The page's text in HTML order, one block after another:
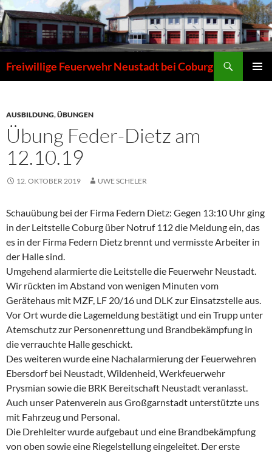
Zum
Inhalt
springen
Freiwillige Feuerwehr Neustadt bei Coburg
AUSBILDUNG,ÜBUNGEN
Übung Feder-Dietz am
12.10.19
12. OKTOBER 2019 UWE SCHELER
Schauübung bei der Firma Federn Dietz: Gegen 13:10 Uhr ging
in der Leitstelle Coburg über Notruf 112 die Meldung ein, das
es in der Firma Federn Dietz brennt und vermisste Arbeiter in
der Halle sind.
Umgehend alarmierte die Leitstelle die Feuerwehr Neustadt.
Wir rückten im Abstand von wenigen Minuten vom
Gerätehaus mit MZF, LF 20/16 und DLK zur Einsatzstelle aus.
Vor Ort wurde die Lagemeldung bestätigt und ein Trupp unter
Atemschutz zur Personenrettung und Brandbekämpfung in
die verrauchte Halle geschickt.
Des weiteren wurde eine Nachalarmierung der Feuerwehren
Ebersdorf bei Neustadt, Wildenheid, Werkfeuerwehr
Prysmian sowie die BRK Bereitschaft Neustadt veranlasst.
Auch unser Patenverein aus Großgarnstadt unterstützte uns
mit Fahrzeug und Personal.
Die Drehleiter wurde aufgebaut und eine Brandbekämpfung
von oben sowie eine Riegelstellung eingeleitet. Der erste